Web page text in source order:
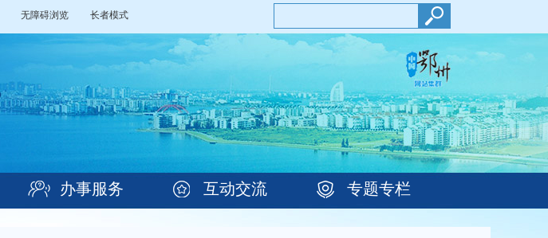
无障碍浏览 长者模式
办事服务 互动交流 专题专栏